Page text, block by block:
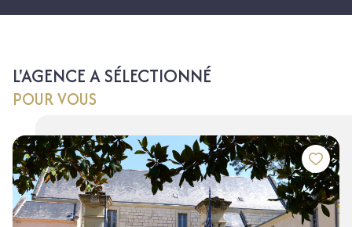
L'AGENCE A SÉLECTIONNÉ
POUR VOUS